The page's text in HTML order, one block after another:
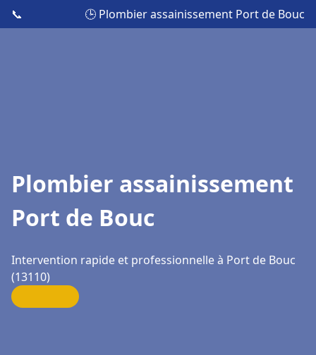
📞 🕒 Plombier assainissement Port de Bouc
Plombier assainissement
Port de Bouc
Intervention rapide et professionnelle à Port de Bouc
(13110)